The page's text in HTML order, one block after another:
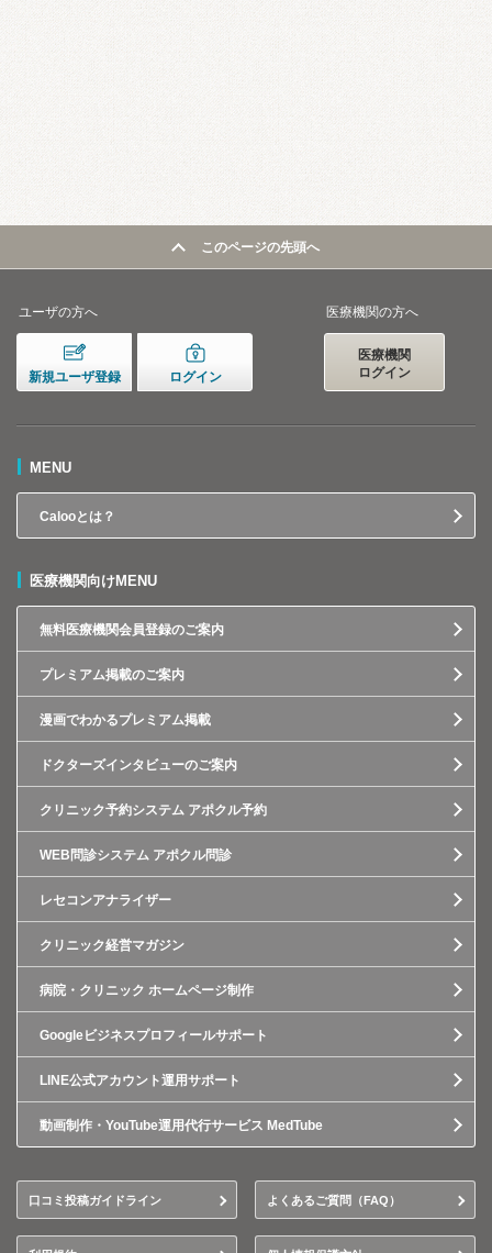
このページの先頭へ
ユーザの方へ
新規ユーザ登録 ログイン
医療機関の方へ
医療機関
ログイン
MENU
Calooとは？
医療機関向けMENU
無料医療機関会員登録のご案内
プレミアム掲載のご案内
漫画でわかるプレミアム掲載
ドクターズインタビューのご案内
クリニック予約システム アポクル予約
WEB問診システム アポクル問診
レセコンアナライザー
クリニック経営マガジン
病院・クリニック ホームページ制作
Googleビジネスプロフィールサポート
LINE公式アカウント運用サポート
動画制作・YouTube運用代行サービス MedTube
口コミ投稿ガイドライン よくあるご質問（FAQ）